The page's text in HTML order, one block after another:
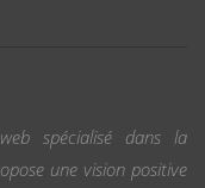
spécialisé dans la
une vision positive